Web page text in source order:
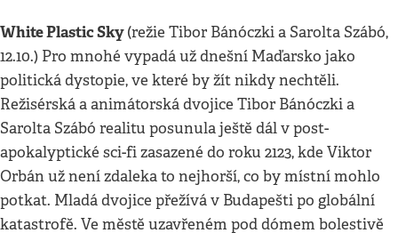
White Plastic Sky(režie Tibor Bánóczki a Sarolta Szábó,
12.10.) Pro mnohé vypadá už dnešní Maďarsko jako
politická dystopie, ve které by žít nikdy nechtěli.
Režisérská a animátorská dvojice Tibor Bánóczki a
Sarolta Szábó realitu posunula ještě dál v post-
apokalyptické sci-fi zasazené do roku 2123, kde Viktor
Orbán už není zdaleka to nejhorší, co by místní mohlo
potkat. Mladá dvojice přežívá v Budapešti po globální
katastrofě. Ve městě uzavřeném pod dómem bolestivě